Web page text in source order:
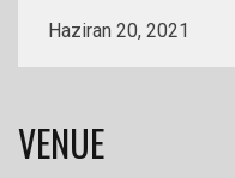
Haziran 20, 2021
VENUE